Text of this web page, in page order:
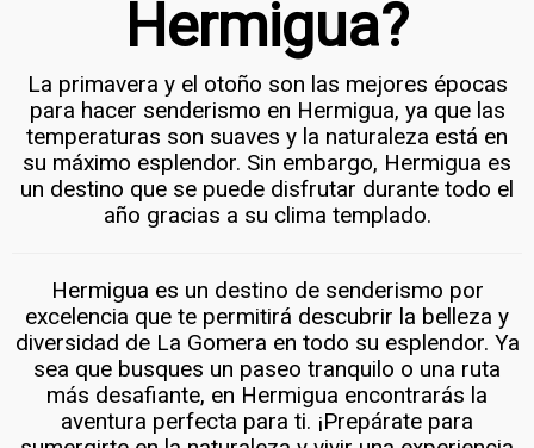
Hermigua?
La primavera y el otoño son las mejores épocas
para hacer senderismo en Hermigua, ya que las
temperaturas son suaves y la naturaleza está en
su máximo esplendor. Sin embargo, Hermigua es
un destino que se puede disfrutar durante todo el
año gracias a su clima templado.
Hermigua es un destino de senderismo por
excelencia que te permitirá descubrir la belleza y
diversidad de La Gomera en todo su esplendor. Ya
sea que busques un paseo tranquilo o una ruta
más desafiante, en Hermigua encontrarás la
aventura perfecta para ti. ¡Prepárate para